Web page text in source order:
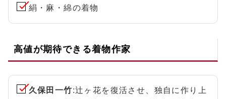
絹・麻・綿の着物
高値が期待できる着物作家
久保田一竹:辻ヶ花を復活させ、独自に作り上